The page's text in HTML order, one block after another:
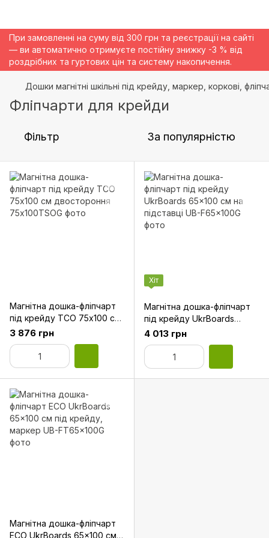
При замовленні на суму від 300 грн та реєстрації на сайті
— ви автоматично отримуєте постійну знижку -3 % від
роздрібних та гуртових цін та систему накопичення.
Дошки магнітні шкільні під крейду, маркер, коркові,
Фліпчарти для крейди
Фільтр За популярністю
Магнітна дошка-фліпчарт
під крейду ТСО 75x100 см
двостороння
3 876 грн
Хіт
Магнітна дошка-фліпчарт
під крейду UkrBoards
65x100 см на підставці
4 013 грн
Магнітна дошка-фліпчарт
ECO UkrBoards 65x100 см